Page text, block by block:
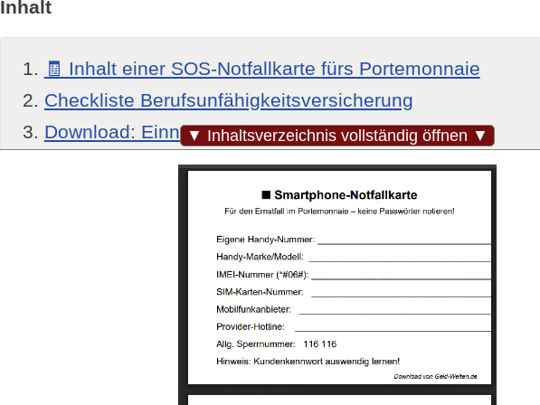
▼ Inhaltsverzeichnis vollständig öffnen ▼
Inhalt
🧾 Inhalt einer SOS-Notfallkarte fürs Portemonnaie
Checkliste Berufsunfähigkeitsversicherung
Download: Einnahmen- und Ausgaben-Aufstellung
Rechner und Download: Versicherungssumme Hausrat
Die Pauschalverermittlung
Downloads zur Berechnung
Test Anlegertyp / Risikotyp
Tagesplannung und -verbesserung
Zur Tagesplanung
Die Tagesoptimierung